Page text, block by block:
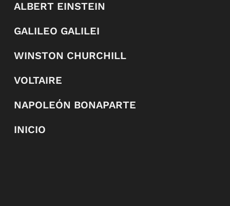
ALBERT EINSTEIN
GALILEO GALILEI
WINSTON CHURCHILL
VOLTAIRE
NAPOLEÓN BONAPARTE
INICIO